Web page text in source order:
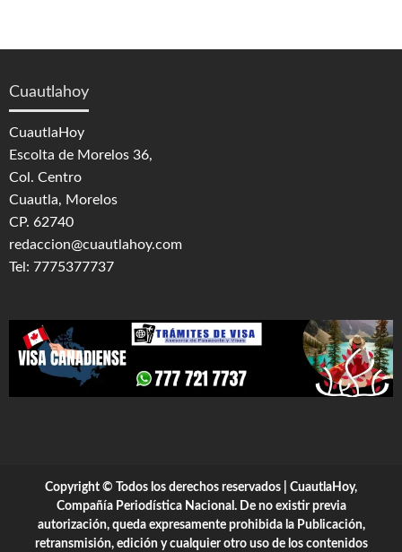
Cuautlahoy
CuautlaHoy
Escolta de Morelos 36,
Col. Centro
Cuautla, Morelos
CP. 62740
redaccion@cuautlahoy.com
Tel: 7775377737
Copyright © Todos los derechos reservados | CuautlaHoy,
Compañía Periodística Nacional. De no existir previa
autorización, queda expresamente prohibida la Publicación,
retransmisión, edición y cualquier otro uso de los contenidos